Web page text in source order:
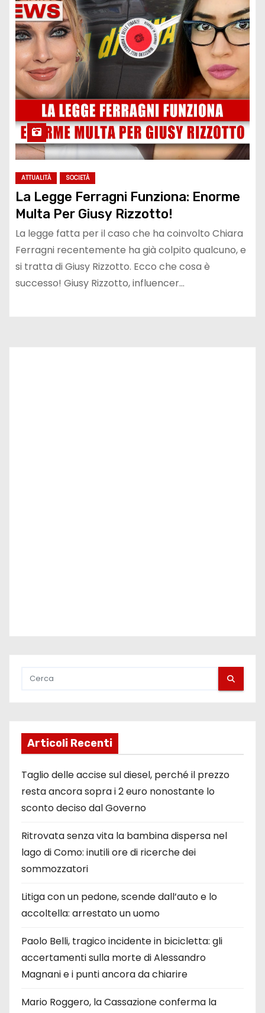
ATTUALITÀ SOCIETÀ
La Legge Ferragni Funziona: Enorme
Multa Per Giusy Rizzotto!
La legge fatta per il caso che ha coinvolto Chiara
Ferragni recentemente ha già colpito qualcuno, e
si tratta di Giusy Rizzotto. Ecco che cosa è
successo! Giusy Rizzotto, influencer…
Articoli Recenti
Taglio delle accise sul diesel, perché il prezzo
resta ancora sopra i 2 euro nonostante lo
sconto deciso dal Governo
Ritrovata senza vita la bambina dispersa nel
lago di Como: inutili ore di ricerche dei
sommozzatori
Litiga con un pedone, scende dall’auto e lo
accoltella: arrestato un uomo
Paolo Belli, tragico incidente in bicicletta: gli
accertamenti sulla morte di Alessandro
Magnani e i punti ancora da chiarire
Mario Roggero, la Cassazione conferma la